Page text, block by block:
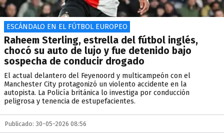
ESCÁNDALO EN EL FÚTBOL EUROPEO
Raheem Sterling, estrella del fútbol inglés,
chocó su auto de lujo y fue detenido bajo
sospecha de conducir drogado
El actual delantero del Feyenoord y multicampeón con el
Manchester City protagonizó un violento accidente en la
autopista. La Policía británica lo investiga por conducción
peligrosa y tenencia de estupefacientes.
Publicado: 30-05-2026 08:56